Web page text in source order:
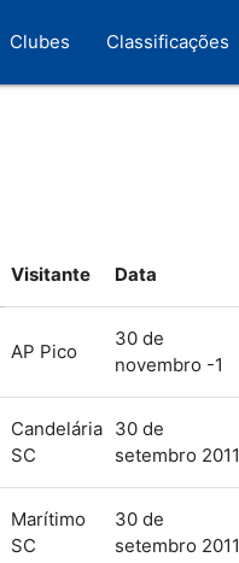
Clubes Classificações
Visitante Data
AP Pico
30 de
novembro -1
Candelária
SC
30 de
setembro 2011
Marítimo
SC
30 de
setembro 2011